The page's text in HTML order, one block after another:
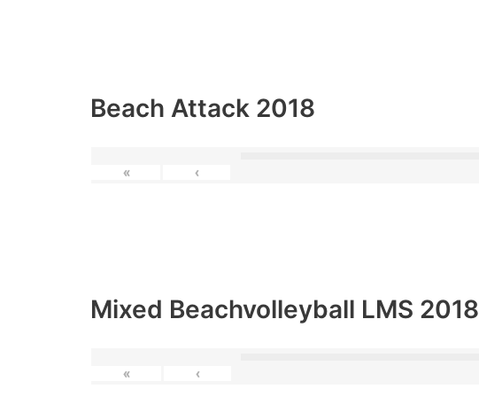
Beach Attack 2018
« ‹
Mixed Beachvolleyball LMS 2018
« ‹